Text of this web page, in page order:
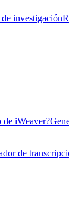
investigación
de iWeaver?
de